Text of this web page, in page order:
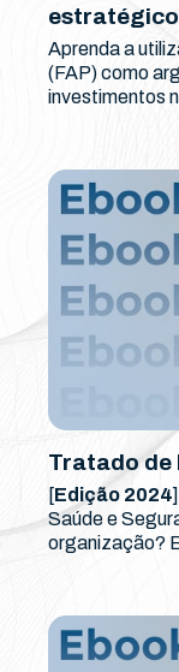
estratégico
Aprenda a
(FAP) como
investimentos
Tratado de
[Edição 2024
Saúde e
organização?